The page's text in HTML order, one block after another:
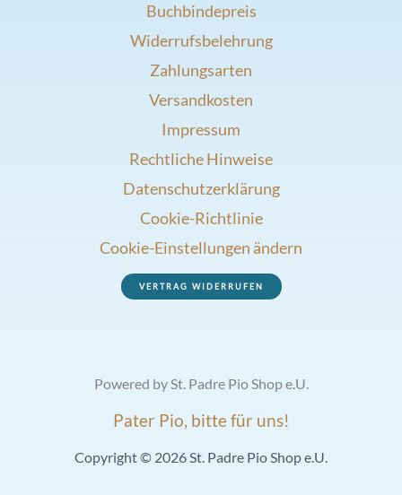
Buchbindepreis
Widerrufsbelehrung
Zahlungsarten
Versandkosten
Impressum
Rechtliche Hinweise
Datenschutzerklärung
Cookie-Richtlinie
Cookie-Einstellungen ändern
VERTRAG WIDERRUFEN
Powered by St. Padre Pio Shop e.U.
Pater Pio, bitte für uns!
Copyright © 2026 St. Padre Pio Shop e.U.